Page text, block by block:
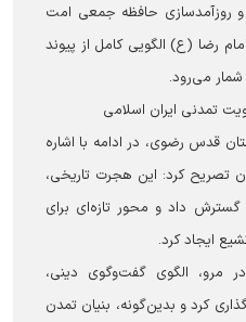
و روزآمدسازی حافظه جمعی امت
رضا (ع) الگویی کامل از پیوند
شمار می‌رود.
تمدنی ایران اسلامی
قدس رضوی، در ادامه با اشاره
تصریح کرد: این هجرت تاریخی،
داد و محور تازه‌ای برای
ایجاد کرد.
مرو، الگوی گفت‌وگوی دینی،
کرد و بدین‌گونه، بنیان تمدن